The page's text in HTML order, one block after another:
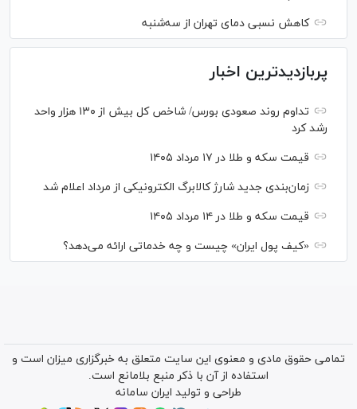
کاهش نسبی دمای تهران از سه‌شنبه
پربازدیدترین اخبار
تداوم روند صعودی بورس/ شاخص کل بیش از ۱۳۰ هزار واحد
رشد کرد
قیمت سکه و طلا در ۱۷ مرداد ۱۴۰۵
زمان‌بندی جدید شارژ کالابرگ الکترونیکی از مرداد اعلام شد
قیمت سکه و طلا در ۱۴ مرداد ۱۴۰۵
«کیف پول ایران» چیست و چه خدماتی ارائه می‌دهد؟
تمامی حقوق مادی و معنوی این سایت متعلق به خبرگزاری میزان است و
استفاده از آن با ذکر منبع بلامانع است.
طراحی و تولید ایران سامانه